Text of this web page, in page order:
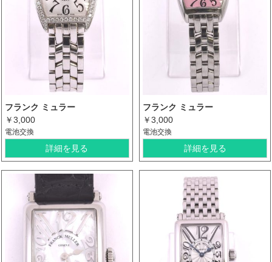
フランク ミュラー
￥3,000
電池交換
詳細を見る
フランク ミュラー
￥3,000
電池交換
詳細を見る